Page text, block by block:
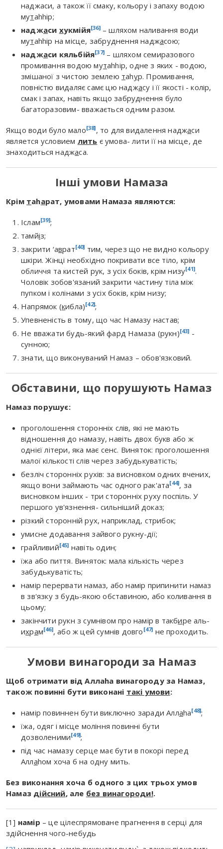
наджаси, а також її смаку, кольору і запаху водою
мутаhhір;
наджаси хукмійя[36]– шляхом наливання води
мутаhhір на місце, забруднення наджасою;
наджаси кяльбійя[37] – шляхом семиразового
промивання водою мутаhhір, одне з яких - водою,
змішаної з чистою землею таhур. Промивання,
повністю видаляє самє цю наджасу і її якості - колір,
смак і запах, навіть якщо забруднення було
багаторазовим- вважається одним разом.
Якщо води було мало[38], то для видалення наджаси
является условием лить є умова- лити її на місце, де
знаходиться наджаса.
Інші умови Намаза
Крім таhарат, умовами Намаза являются:
Іслам[39];
тамйіз;
закрити ‘аврат[40] тим, через що не видно кольору
шкіри. Жінці необхідно покривати все тіло, крім
обличчя та кистей рук, з усіх боків, крім низу[41].
Чоловік зобов'язаний закрити частину тіла між
пупком і колінами з усіх боків, крім низу;
Напрямок (кибла)[42];
Упевненість в тому, що час Намазу настав;
Не вважати будь-який фард Намаза (рукн)[43] -
сунною;
знати, що виконуваний Намаз – обов'язковий.
Обставини, що порушують Намаз
Намаз порушує:
проголошення сторонніх слів, які не мають
відношення до намазу, навіть двох букв або ж
однієї літери, яка має сенс. Виняток: проголошення
малої кількості слів через забудькуватість;
безліч сторонніх рухів: за висновком одних вчених,
якщо вони займають час одного рак'ата[44], за
висновком інших - три сторонніх руху поспіль. У
першого ув'язнення- сильніший доказ;
різкий сторонній рух, наприклад, стрибок;
умисне додавання зайвого рукну-дії;
грайливий[45] навіть один;
їжа або пиття. Виняток: мала кількість через
забудькуватість;
намір перервати намаз, або намір припинити намаз
в зв'язку з будь-якою обставиною, або коливання в
цьому;
закінчити рукн з сумнівом про намір в такбире аль-
ихрам[46], або ж цей сумнів довго [47] не проходить.
Умови винагороди за Намаз
Щоб отримати від Аллаhа винагороду за Намаз,
також повинні бути виконані такі умови:
намір повиннен бути виключно заради Аллаhа[48];
їжа, одяг і місце моління повинні бути
дозволеними[49];
під час намазу серце має бути в покорі перед
Аллаhом хоча б на одну мить.
Без виконання хоча б одного з цих трьох умов
Намаз дійсний, але без винагороди!.
[1] намір – це цілеспрямоване прагнення в серці для
здійснення чого-небудь